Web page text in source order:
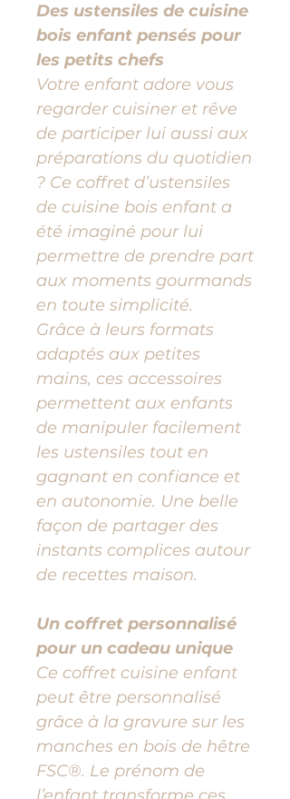
Des ustensiles de cuisine
bois enfant pensés pour
les petits chefs
Votre enfant adore vous
regarder cuisiner et rêve
de participer lui aussi aux
préparations du quotidien
? Ce coffret d’ustensiles
de cuisine bois enfant a
été imaginé pour lui
permettre de prendre part
aux moments gourmands
en toute simplicité.
Grâce à leurs formats
adaptés aux petites
mains, ces accessoires
permettent aux enfants
de manipuler facilement
les ustensiles tout en
gagnant en confiance et
en autonomie. Une belle
façon de partager des
instants complices autour
de recettes maison.
Un coffret personnalisé
pour un cadeau unique
Ce coffret cuisine enfant
peut être personnalisé
grâce à la gravure sur les
manches en bois de hêtre
FSC®. Le prénom de